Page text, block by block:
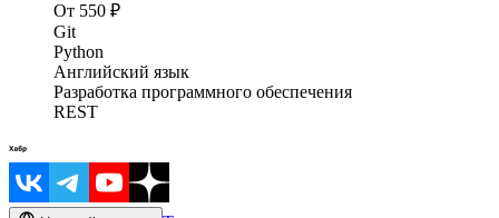
От 550 ₽
Git
Python
Английский язык
Разработка программного обеспечения
REST